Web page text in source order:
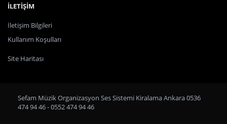
İLETİŞİM
İletişim Bilgileri
Kullanım Koşulları
Site Haritası
Sefam Müzik Organizasyon Ses Sistemi Kiralama Ankara 0536
474 94 46 - 0552 474 94 46